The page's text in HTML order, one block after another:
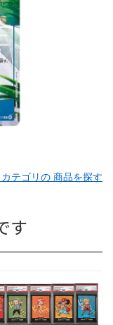
テゴリの 商品を探す
す